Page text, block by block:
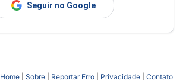
Seguir no Google
Home| Sobre| Reportar Erro| Privacidade| Contato